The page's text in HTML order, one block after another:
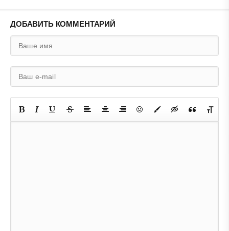
ДОБАВИТЬ КОММЕНТАРИЙ